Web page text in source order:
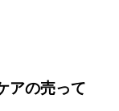
アの売って